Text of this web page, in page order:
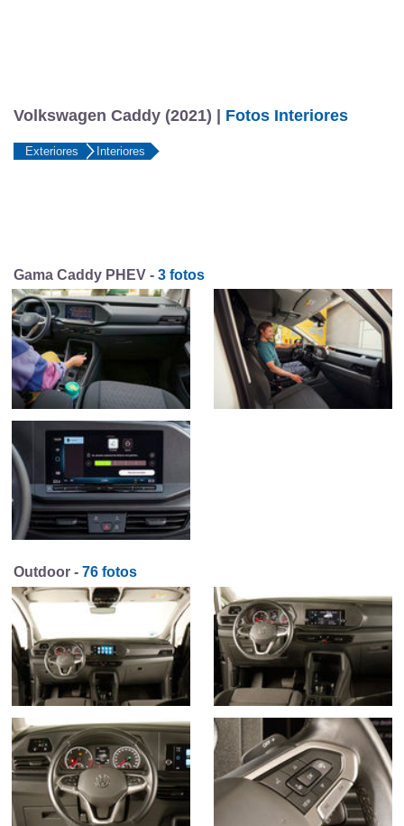
Volkswagen Caddy (2021) | Fotos Interiores
Exteriores Interiores
Gama Caddy PHEV - 3 fotos
Outdoor - 76 fotos